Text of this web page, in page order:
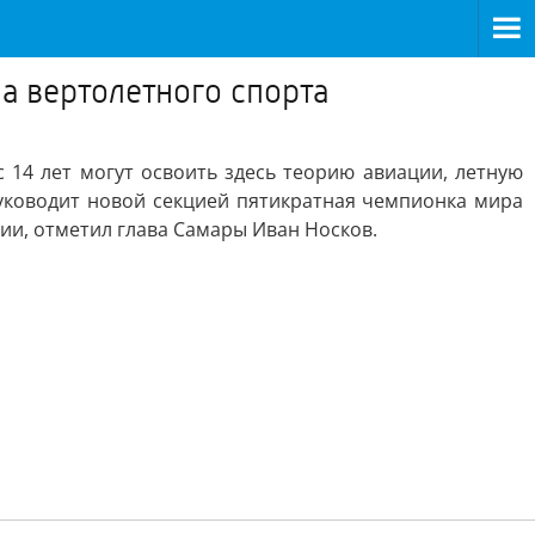
спорта
лет могут освоить здесь теорию авиации, летную
новой секцией пятикратная чемпионка мира
отметил глава Самары Иван Носков.